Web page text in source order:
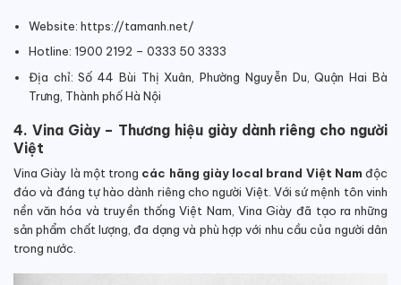
Website: https://tamanh.net/
Hotline: 1900 2192 – 0333 50 3333
Địa chỉ: Số 44 Bùi Thị Xuân, Phường Nguyễn Du, Quận Hai Bà
Trưng, Thành phố Hà Nội
4. Vina Giày – Thương hiệu giày dành riêng cho người
Việt
Vina Giày là một trong các hãng giày local brand Việt Nam độc
đáo và đáng tự hào dành riêng cho người Việt. Với sứ mệnh tôn vinh
nền văn hóa và truyền thống Việt Nam, Vina Giày đã tạo ra những
sản phẩm chất lượng, đa dạng và phù hợp với nhu cầu của người dân
trong nước.